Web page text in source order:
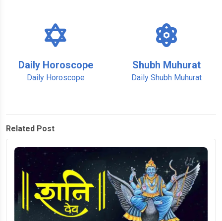
Daily Horoscope
Daily Horoscope
Shubh Muhurat
Daily Shubh Muhurat
Related Post